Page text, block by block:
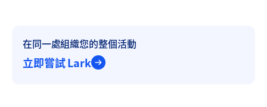
在同一處組織您的整個活動
立即嘗試 Lark